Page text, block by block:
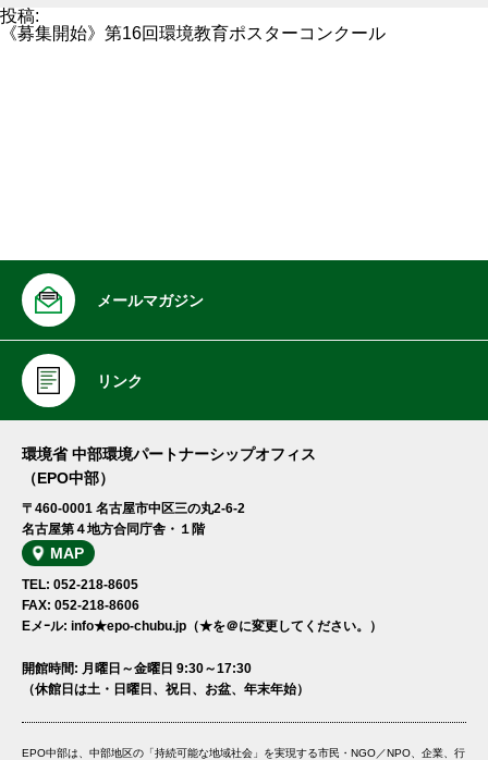
サ
イ
ズ
投稿:
《募集開始》第16回環境教育ポスターコンクール
メールマガジン
リンク
環境省 中部環境パートナーシップオフィス
（EPO中部）
〒460-0001 名古屋市中区三の丸2-6-2
名古屋第４地方合同庁舎・１階
MAP
TEL: 052-218-8605
FAX: 052-218-8606
Eメｰル: info★epo-chubu.jp（★を＠に変更してください。）
開館時間: 月曜日～金曜日 9:30～17:30
（休館日は土・日曜日、祝日、お盆、年末年始）
EPO中部は、中部地区の「持続可能な地域社会」を実現する市民・NGO／NPO、企業、行